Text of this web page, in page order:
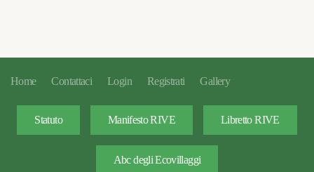
Home Contattaci Login Registrati Gallery
Statuto Manifesto RIVE Libretto RIVE
Abc degli Ecovillaggi